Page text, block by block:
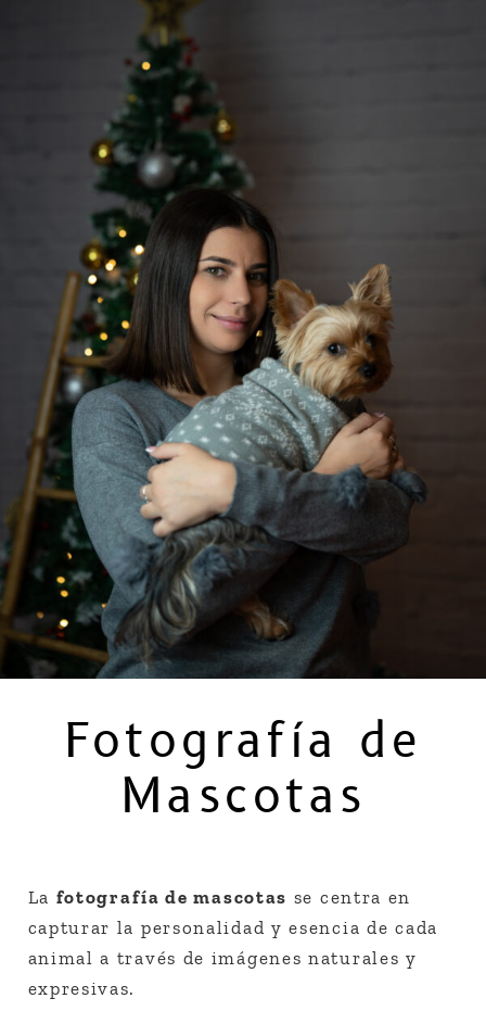
Fotografía de
Mascotas
La fotografía de mascotas se centra en
capturar la personalidad y esencia de cada
animal a través de imágenes naturales y
expresivas.